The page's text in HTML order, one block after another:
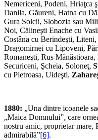
Nemericeni, Podeni, Hriaţca
Danila, Găureni, Hatna cu
Gura Solcii, Slobozia sau
Noi, Călineşti Enache cu
Costâna cu Berindeşti,
Dragomirnei cu Lipoveni,
Romaneşti, Rus
Securiceni, Şcheia, Soloneţ,
cu Pietroasa, Uideşti,
1880: „Una dintre icoanele
„Maica Domnului”, care
nostru amic, proprietar mare,
admirabilă”[6].